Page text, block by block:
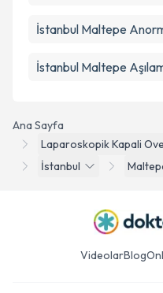
Ana Sayfa
Laparoskopik Kapali
İstanbul
İstanbul Maltepe
İstanbul Maltepe
VideolarBlog